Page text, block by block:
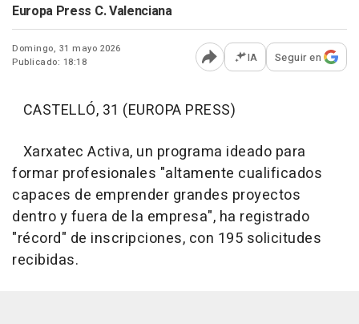
Europa Press C. Valenciana
Domingo, 31 mayo 2026
Publicado: 18:18
Abrir opciones para
IA Seguir en
CASTELLÓ, 31 (EUROPA PRESS)
Xarxatec Activa, un programa ideado para
formar profesionales "altamente cualificados
capaces de emprender grandes proyectos
dentro y fuera de la empresa", ha registrado
"récord" de inscripciones, con 195 solicitudes
recibidas.